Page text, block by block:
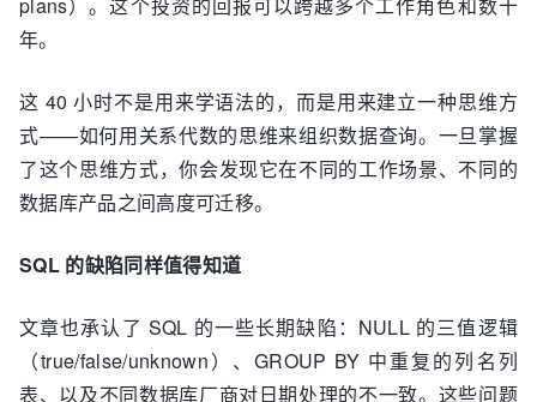
plans）。这个投资的回报可以跨越多个工作角色和数十
年。
这 40 小时不是用来学语法的，而是用来建立一种思维方
式——如何用关系代数的思维来组织数据查询。一旦掌握
了这个思维方式，你会发现它在不同的工作场景、不同的
数据库产品之间高度可迁移。
SQL 的缺陷同样值得知道
文章也承认了 SQL 的一些长期缺陷：NULL 的三值逻辑
（true/false/unknown）、GROUP BY 中重复的列名列
表、以及不同数据库厂商对日期处理的不一致。这些问题